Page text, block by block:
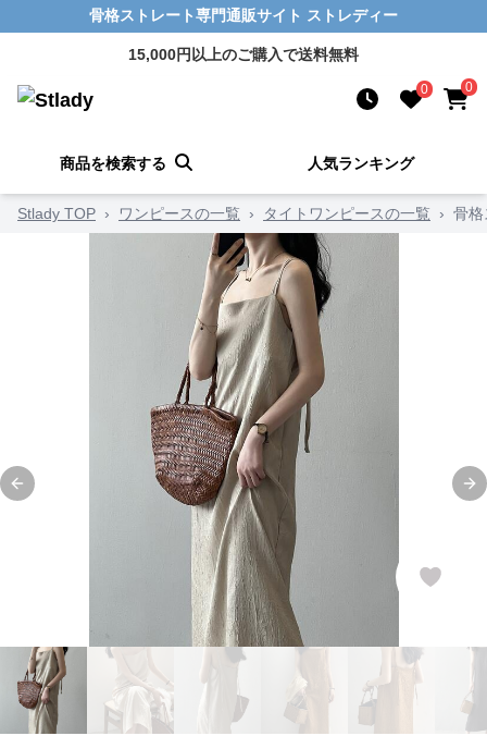
骨格ストレート専門通販サイト ストレディー
15,000円以上のご購入で送料無料
0 0
商品を検索する 人気ランキング
Stlady TOP › ワンピースの一覧 › タイトワンピースの一覧 › 骨格
Previous slide